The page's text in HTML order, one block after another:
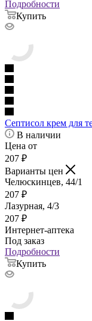
Подробности
Купить
Септисол крем для
В наличии
Цена от
207 ₽
Варианты цен
Челюскинцев, 44/1
207 ₽
Лазурная, 4/3
207 ₽
Интернет-аптека
Под заказ
Подробности
Купить